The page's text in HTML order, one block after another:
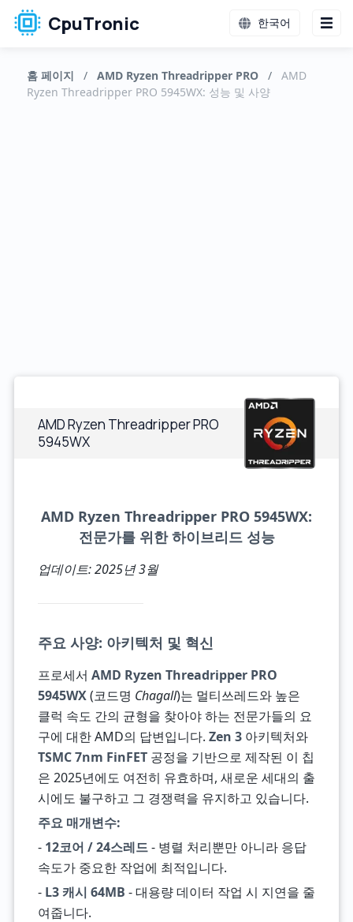
CpuTronic 한국어
홈 페이지 / AMD Ryzen Threadripper PRO /
AMD
Ryzen Threadripper PRO 5945WX: 성능 및 사양
AMD Ryzen Threadripper PRO
5945WX
AMD Ryzen Threadripper PRO 5945WX:
전문가를 위한 하이브리드 성능
업데이트: 2025년 3월
주요 사양: 아키텍처 및 혁신
프로세서 AMD Ryzen Threadripper PRO
5945WX(코드명 Chagall)는 멀티쓰레드와 높은
클럭 속도 간의 균형을 찾아야 하는 전문가들의 요
구에 대한 AMD의 답변입니다. Zen 3아키텍처와
TSMC 7nm FinFET공정을 기반으로 제작된 이 칩
은 2025년에도 여전히 유효하며, 새로운 세대의 출
시에도 불구하고 그 경쟁력을 유지하고 있습니다.
주요 매개변수:
- 12코어 / 24스레드- 병렬 처리뿐만 아니라 응답
속도가 중요한 작업에 최적입니다.
- L3 캐시 64MB - 대용량 데이터 작업 시 지연을 줄
여줍니다.